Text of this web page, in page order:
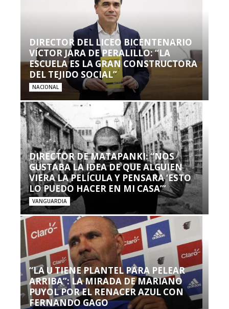
DIRECTOR DEL LICEO BICENTENARIO
VÍCTOR JARA DE PERALILLO: “LA
ESCUELA ES LA GRAN CONSTRUCTORA
DEL TEJIDO SOCIAL”
NACIONAL
DIRECTOR DE MATAPANKI: “NOS
GUSTABA LA IDEA DE QUE ALGUIEN
VIERA LA PELÍCULA Y PENSARA ‘ESTO
LO PUEDO HACER EN MI CASA’”
VANGUARDIA
“LA U TIENE PLANTEL PARA PELEAR
ARRIBA”: LA MIRADA DE MARIANO
PUYOL POR EL RENACER AZUL CON
FERNANDO GAGO